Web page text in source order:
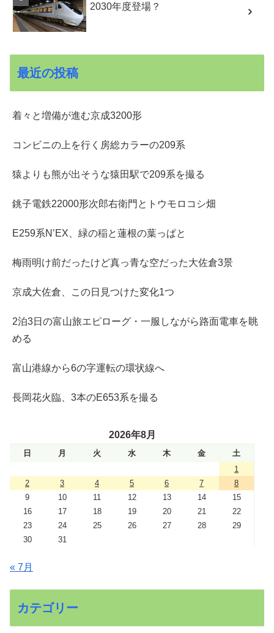
2030年度登場？
最近の投稿
着々と増備が進む京成3200形
コンビニの上を行く房総カラーの209系
猿よりも熊が出そうな猿田駅で209系を撮る
銚子電鉄22000形次郎右衛門とトウモロコシ畑
E259系N’EX、緑の稲と蓮根の葉っぱと
梅雨明け前だったけど真っ青な空だった大佐倉3景
京成大佐倉、この日見つけた変化1つ
2泊3日の富山旅エピローグ・一服しながら路面電車を眺
める
富山港線から6の字運転の環状線へ
長岡花火臨、3本のE653系を撮る
2026年8月
日 月 火 水 木 金
土
1
2
3 4 5 6 7
8
9
10 11 12 13 14
15
16
17 18 19 20 21
22
23
24 25 26 27 28
29
30
31
« 7月
カテゴリー